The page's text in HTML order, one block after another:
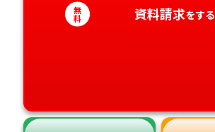
愛知県
香川県
宮崎県
無
料 資料請求をする